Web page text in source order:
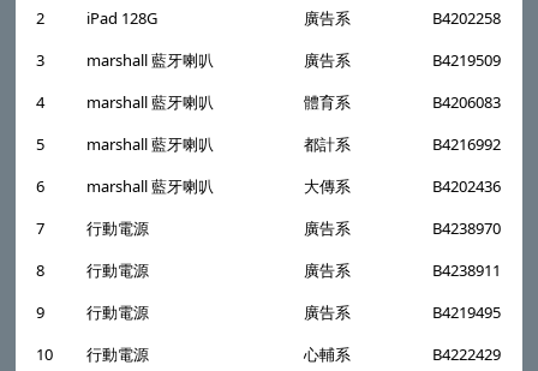
2
iPad 128G 廣告系
B4202258
3
marshall 藍牙喇叭 廣告系
B4219509
4
marshall 藍牙喇叭 體育系
B4206083
5
marshall 藍牙喇叭 都計系
B4216992
6
marshall 藍牙喇叭 大傳系
B4202436
7
行動電源 廣告系
B4238970
8
行動電源 廣告系
B4238911
9
行動電源 廣告系
B4219495
10
行動電源 心輔系
B4222429